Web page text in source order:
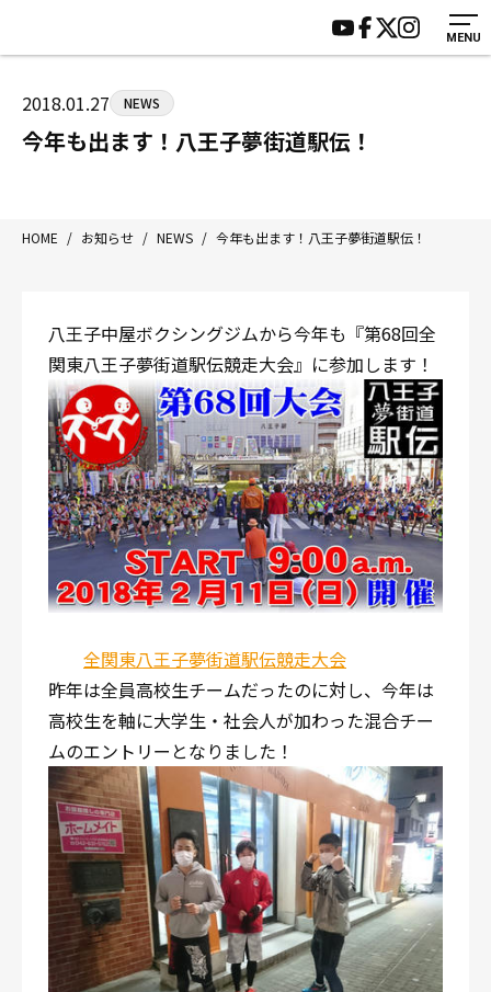
MENU
八王子中屋ボクシングジム
〒192-0072 東京都八王子市南町3-8 第2原嶋ビル1F
Tel/Fax：042-622-7222
営業時間：月〜土 14:00〜22:00 / 日・祝 14:00〜19:00
HOME
ジムについて
トレーニング
入会案内
施設紹介
会員様の声
サポーター募集
2018.01.27 NEWS
今年も出ます！八王子夢街道駅伝！
HOME / お知らせ / NEWS / 今年も出ます！八王子夢街道駅伝！
八王子中屋ボクシングジムから今年も『第68回全
関東八王子夢街道駅伝競走大会』に参加します！
全関東八王子夢街道駅伝競走大会
昨年は全員高校生チームだったのに対し、今年は
高校生を軸に大学生・社会人が加わった混合チー
ムのエントリーとなりました！